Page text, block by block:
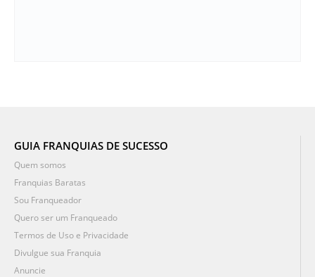
GUIA FRANQUIAS DE SUCESSO
Quem somos
Franquias Baratas
Sou Franqueador
Quero ser um Franqueado
Termos de Uso e Privacidade
Divulgue sua Franquia
Anuncie